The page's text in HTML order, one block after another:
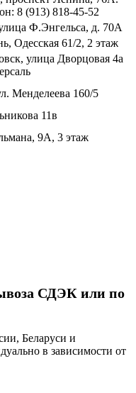
8 (913) 818-45-52
Ф.Энгельса, д. 70А
Одесская 61/2, 2 этаж
улица Дворцовая 4а
Менделеева 160/5
11в
9А, 3 этаж
СДЭК или по
Беларуси и
в зависимости от